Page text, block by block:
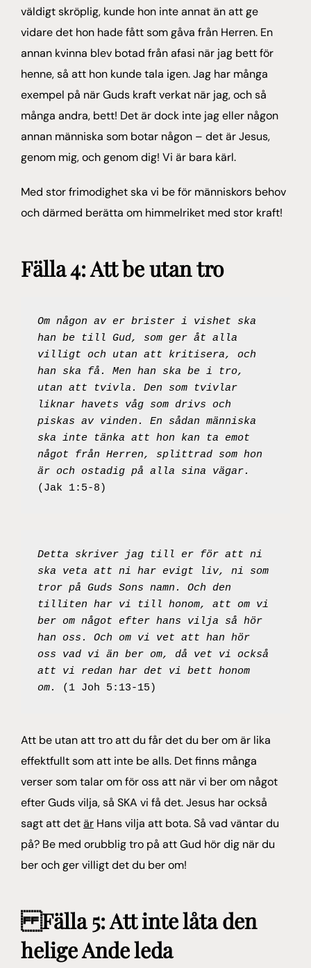
väldigt skröplig, kunde hon inte annat än att ge
vidare det hon hade fått som gåva från Herren. En
annan kvinna blev botad från afasi när jag bett för
henne, så att hon kunde tala igen. Jag har många
exempel på när Guds kraft verkat när jag, och så
många andra, bett! Det är dock inte jag eller någon
annan människa som botar någon – det är Jesus,
genom mig, och genom dig! Vi är bara kärl.
Med stor frimodighet ska vi be för människors behov
och därmed berätta om himmelriket med stor kraft!
Fälla 4: Att be utan tro
Om någon av er brister i vishet ska
han be till Gud, som ger åt alla
villigt och utan att kritisera, och
han ska få. Men han ska be i tro,
utan att tvivla. Den som tvivlar
liknar havets våg som drivs och
piskas av vinden. En sådan människa
ska inte tänka att hon kan ta emot
något från Herren, splittrad som hon
(Jak 1:5-8)
Detta skriver jag till er för att ni
ska veta att ni har evigt liv, ni som
tror på Guds Sons namn. Och den
tilliten har vi till honom, att om vi
ber om något efter hans vilja så hör
han oss. Och om vi vet att han hör
oss vad vi än ber om, då vet vi också
att vi redan har det vi bett honom
om.
(1 Joh 5:13-15)
Att be utan att tro att du får det du ber om är lika
effektfullt som att inte be alls. Det finns många
verser som talar om för oss att när vi ber om något
efter Guds vilja, så SKA vi få det. Jesus har också
sagt att detär Hans vilja att bota. Så vad väntar du
på? Be med orubblig tro på att Gud hör dig när du
ber och ger villigt det du ber om!
Fälla 5: Att inte låta den
helige Ande leda